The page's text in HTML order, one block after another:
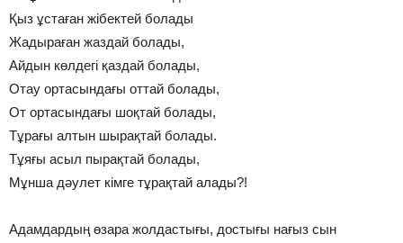
Қыз ұстаған жібектей болады
Жадыраған жаздай болады,
Айдын көлдегі қаздай болады,
Отау ортасындағы оттай болады,
От ортасындағы шоқтай болады,
Тұрағы алтын шырақтай болады.
Тұяғы асыл пырақтай болады,
Мұнша дәулет кімге тұрақтай алады?!
Адамдардың өзара жолдастығы, достығы нағыз сын